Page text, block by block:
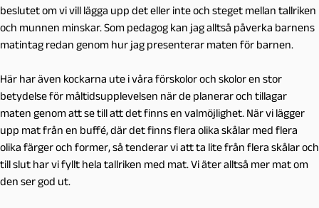
beslutet om vi vill lägga upp det eller inte och steget mellan tallriken
och munnen minskar. Som pedagog kan jag alltså påverka barnens
matintag redan genom hur jag presenterar maten för barnen.
Här har även kockarna ute i våra förskolor och skolor en stor
betydelse för måltidsupplevelsen när de planerar och tillagar
maten genom att se till att det finns en valmöjlighet. När vi lägger
upp mat från en buffé, där det finns flera olika skålar med flera
olika färger och former, så tenderar vi att ta lite från flera skålar och
till slut har vi fyllt hela tallriken med mat. Vi äter alltså mer mat om
den ser god ut.